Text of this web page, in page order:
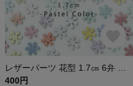
400円